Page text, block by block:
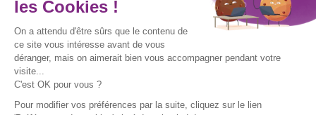
diffusé par emailing entre juillet et août 2025.
⁹ 70 % de nos élèves ont d’ailleurs réussi les épreuves finales de la certification
professionnelle d’auxiliaire de vie. | 97 % de nos élèves ont trouvé un emploi six mois
après avoir terminé leur formation certifiante d’auxiliaire de vie. | Deux ans après leur